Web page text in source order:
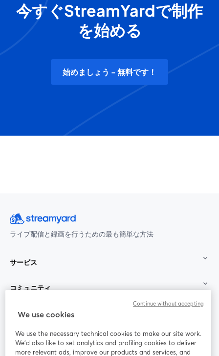
今すぐStreamYardで制作
を始める
始めましょう - 無料です！
ライブ配信と録画を行うための最も簡単な方法
サービス
コミュニティ
StreamYard：
参加する
We use cookies
We use the necessary technical cookies to make our site work.
We'd also like to set analytics and profiling cookies to deliver
more relevant ads, improve our products and services, and
Continue without accepting